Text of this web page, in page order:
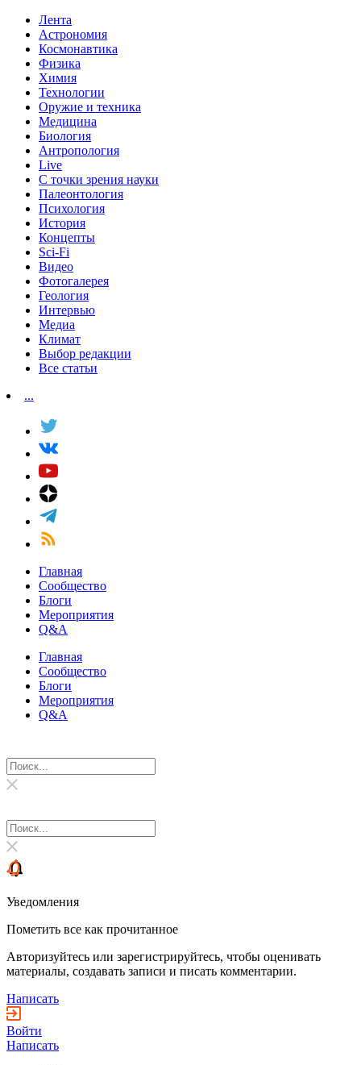
Лента
Астрономия
Космонавтика
Физика
Химия
Технологии
Оружие и техника
Медицина
Биология
Антропология
Live
С точки зрения науки
Палеонтология
Психология
История
Концепты
Sci-Fi
Видео
Фотогалерея
Геология
Интервью
Медиа
Климат
Выбор редакции
Все статьи
...
Главная
Сообщество
Блоги
Мероприятия
Q&A
Главная
Сообщество
Блоги
Мероприятия
Q&A
Уведомления
Пометить все как прочитанное
Авторизуйтесь или зарегистрируйтесь, чтобы оценивать
материалы, создавать записи и писать комментарии.
Написать
Войти
Написать